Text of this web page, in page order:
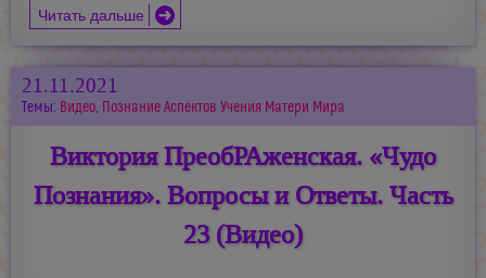
Читать дальше
21.11.2021
Темы: Видео, Познание Аспектов Учения Матери Мира
Виктория ПреобРАженская. «Чудо
Познания». Вопросы и Ответы. Часть
23 (Видео)